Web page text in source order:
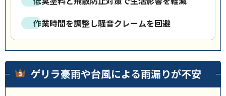
作業時間を調整し騒音クレームを回避
ゲリラ豪雨や台風による雨漏りが不安